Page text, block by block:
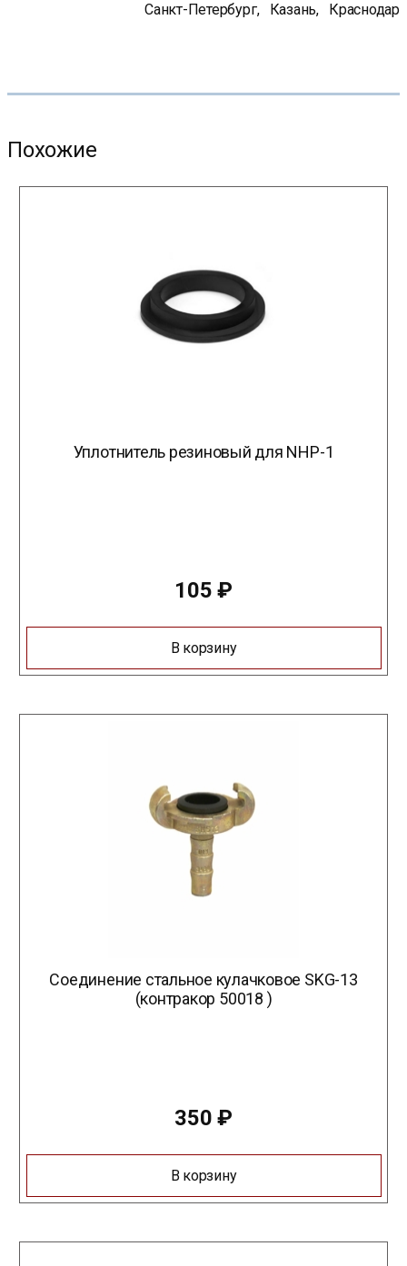
Санкт-Петербург, Казань, Краснодар
Похожие
Уплотнитель резиновый для NHP-1
105₽
В корзину
Соединение стальное кулачковое SKG-13
(контракор 50018 )
350₽
В корзину